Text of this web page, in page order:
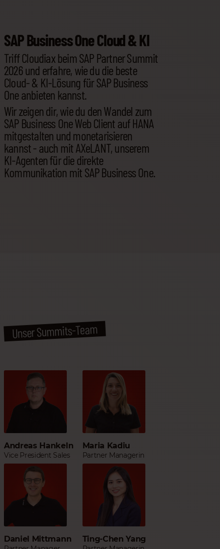
SAP Business One Cloud & KI
Triff Cloudiax beim SAP Partner Summit
2026 und erfahre, wie du die beste
Cloud- & KI-Lösung für SAP Business
One anbieten kannst.
Wir zeigen dir, wie du den Wandel zum
SAP Business One Web Client auf HANA
mitgestalten und monetarisieren
kannst - auch mit AXeLANT, unserem
KI-Agenten für die direkte
Kommunikation mit SAP Business One.
Unser Summits-Team
Andreas Hankeln
Vice President Sales
Maria Kadiu
Partner Managerin
Daniel Mittmann Ting-Chen Yang